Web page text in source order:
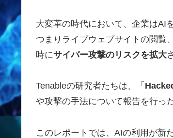
大変革の時代において、企業はAI
つまりライブウェブサイトの閲覧
時にサイバー攻撃のリスクを拡大
Tenableの研究者たちは、「
や攻撃の手法について報告を行った
このレポートでは、AIの利用が新